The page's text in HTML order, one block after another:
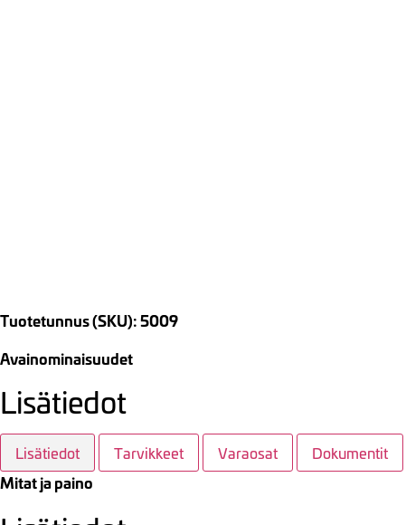
Tuotetunnus (SKU): 5009
Avainominaisuudet
Lisätiedot
Lisätiedot Tarvikkeet Varaosat Dokumentit
Mitat ja paino